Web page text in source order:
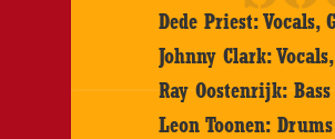
Dede Priest: Vocals,
Johnny Clark:
Ray Oostenrijk: Bass
Leon Toonen: Drums